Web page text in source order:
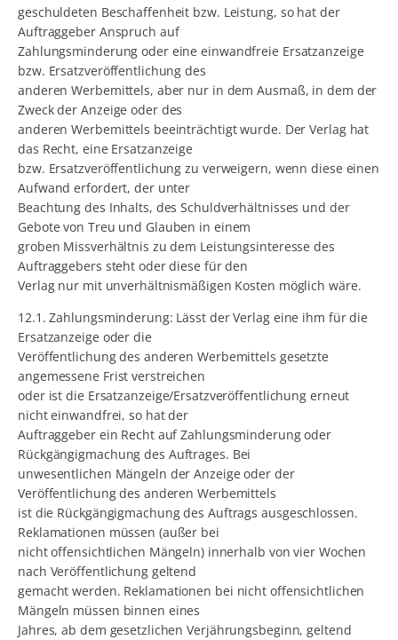
geschuldeten Beschaffenheit bzw. Leistung, so hat der
Auftraggeber Anspruch auf
Zahlungsminderung oder eine einwandfreie Ersatzanzeige
bzw. Ersatzveröffentlichung des
anderen Werbemittels, aber nur in dem Ausmaß, in dem der
Zweck der Anzeige oder des
anderen Werbemittels beeinträchtigt wurde. Der Verlag hat
das Recht, eine Ersatzanzeige
bzw. Ersatzveröffentlichung zu verweigern, wenn diese einen
Aufwand erfordert, der unter
Beachtung des Inhalts, des Schuldverhältnisses und der
Gebote von Treu und Glauben in einem
groben Missverhältnis zu dem Leistungsinteresse des
Auftraggebers steht oder diese für den
Verlag nur mit unverhältnismäßigen Kosten möglich wäre.
12.1. Zahlungsminderung: Lässt der Verlag eine ihm für die
Ersatzanzeige oder die
Veröffentlichung des anderen Werbemittels gesetzte
angemessene Frist verstreichen
oder ist die Ersatzanzeige/Ersatzveröffentlichung erneut
nicht einwandfrei, so hat der
Auftraggeber ein Recht auf Zahlungsminderung oder
Rückgängigmachung des Auftrages. Bei
unwesentlichen Mängeln der Anzeige oder der
Veröffentlichung des anderen Werbemittels
ist die Rückgängigmachung des Auftrags ausgeschlossen.
Reklamationen müssen (außer bei
nicht offensichtlichen Mängeln) innerhalb von vier Wochen
nach Veröffentlichung geltend
gemacht werden. Reklamationen bei nicht offensichtlichen
Mängeln müssen binnen eines
Jahres, ab dem gesetzlichen Verjährungsbeginn, geltend